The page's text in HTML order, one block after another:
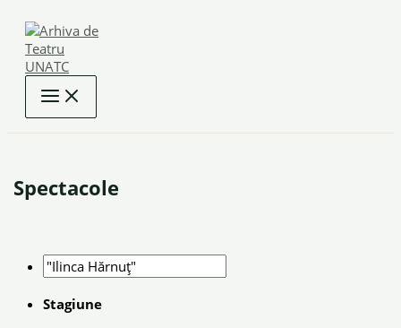
content
Spectacole
Stagiune